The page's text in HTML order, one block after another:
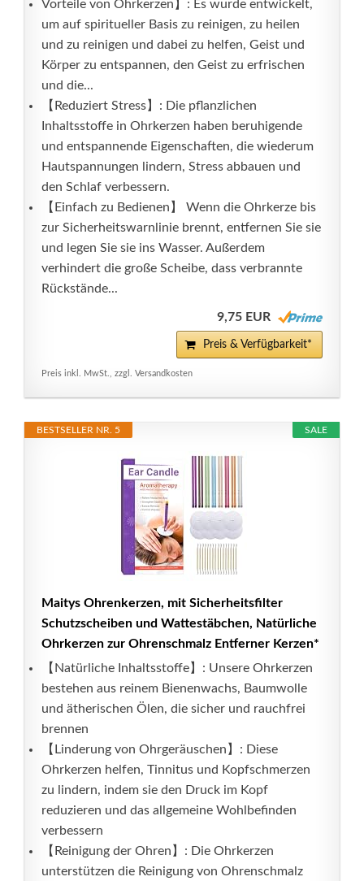
Vorteile von Ohrkerzen】: Es wurde entwickelt,
um auf spiritueller Basis zu reinigen, zu heilen
und zu reinigen und dabei zu helfen, Geist und
Körper zu entspannen, den Geist zu erfrischen
und die...
【Reduziert Stress】: Die pflanzlichen
Inhaltsstoffe in Ohrkerzen haben beruhigende
und entspannende Eigenschaften, die wiederum
Hautspannungen lindern, Stress abbauen und
den Schlaf verbessern.
【Einfach zu Bedienen】 Wenn die Ohrkerze bis
zur Sicherheitswarnlinie brennt, entfernen Sie sie
und legen Sie sie ins Wasser. Außerdem
verhindert die große Scheibe, dass verbrannte
Rückstände...
9,75 EUR
Preis & Verfügbarkeit*
Preis inkl. MwSt., zzgl. Versandkosten
SALE
BESTSELLER NR. 5
Maitys Ohrenkerzen, mit Sicherheitsfilter
Schutzscheiben und Wattestäbchen, Natürliche
Ohrkerzen zur Ohrenschmalz Entferner Kerzen*
【Natürliche Inhaltsstoffe】: Unsere Ohrkerzen
bestehen aus reinem Bienenwachs, Baumwolle
und ätherischen Ölen, die sicher und rauchfrei
brennen
【Linderung von Ohrgeräuschen】: Diese
Ohrkerzen helfen, Tinnitus und Kopfschmerzen
zu lindern, indem sie den Druck im Kopf
reduzieren und das allgemeine Wohlbefinden
verbessern
【Reinigung der Ohren】: Die Ohrkerzen
unterstützen die Reinigung von Ohrenschmalz